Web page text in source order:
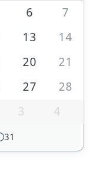
6
7
13
14
20
21
27
28
3 4
31